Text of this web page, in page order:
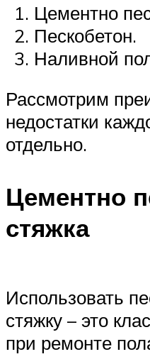
Цементно
Пескобетон.
Наливной
Рассмотрим
недостатки
отдельно.
Цементно
стяжка
Использовать
стяжку – это
при ремонте